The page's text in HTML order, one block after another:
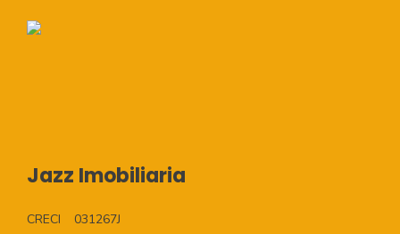
Jazz Imobiliaria
CRECI
031267J